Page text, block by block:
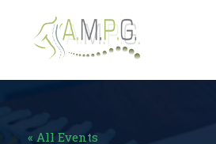
« All Events